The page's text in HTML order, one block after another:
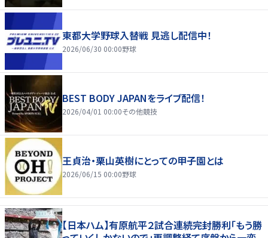
東都大学野球入替戦 見逃し配信中！
2026/06/30 00:00野球
BEST BODY JAPANをライブ配信！
2026/04/01 00:00その他競技
王貞治・栗山英樹にとっての甲子園とは
2026/06/15 00:00野球
【日本ハム】有原航平２試合連続完封勝利「もう勝